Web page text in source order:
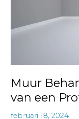
Muur
van een
februari 18, 2024
Professional